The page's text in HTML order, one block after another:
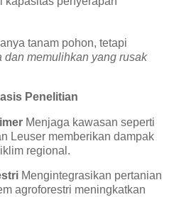
tanam pohon, tetapi
memulihkan yang rusak
Penelitian
Menjaga kawasan seperti
Leuser memberikan dampak
regional.
Mengintegrasikan pertanian
agroforestri meningkatkan